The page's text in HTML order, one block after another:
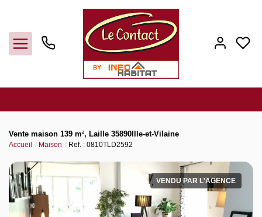
Louer
Vente maison 139 m², Laille 35890Ille-et-Vilaine
Accueil Maison Ref. : 0810TLD2592
VENDU PAR L'AGENCE